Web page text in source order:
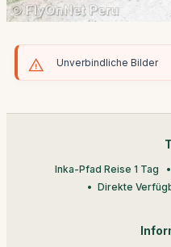
Unverbindliche Bilder
Inka-Pfad Reise 1 Tag
Direkte